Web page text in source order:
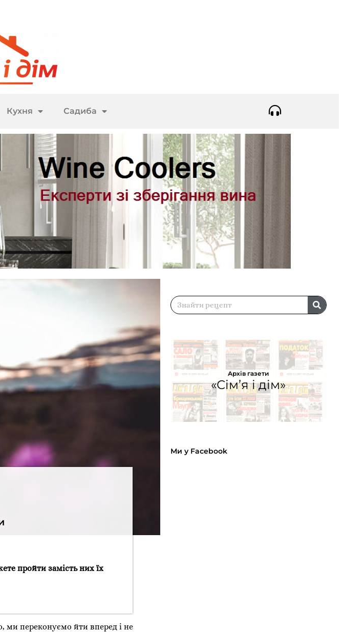
Кухня Садиба
пройти замість них їх
переконуємо йти вперед і не
Архів газети
«Сім’я і дім»
Ми у Facebook